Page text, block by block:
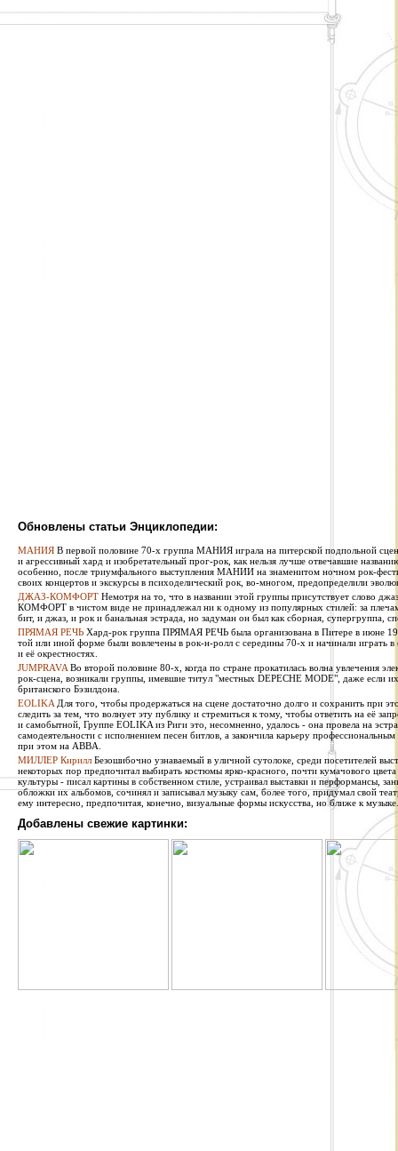
Обновлены статьи Энциклопедии:
МАНИЯ В первой половине 70-х группа МАНИЯ играла на питерской подпольной
и агрессивный хард и изобретательный прог-рок, как нельзя лучше отвечавшие
особенно, после триумфального выступления МАНИИ на знаменитом ночном рок-
своих концертов и экскурсы в психоделический рок, во-многом, предопределили
ДЖАЗ-КОМФОРТ Немотря на то, что в названии этой группы присутствует слово
КОМФОРТ в чистом виде не принадлежал ни к одному из популярных стилей: за
бит, и джаз, и рок и банальная эстрада, но задуман он был как сборная, супергруппа,
ПРЯМАЯ РЕЧЬ Хард-рок группа ПРЯМАЯ РЕЧЬ была организована в Питере в июне
той или иной форме были вовлечены в рок-н-ролл с середины 70-х и начинали играть
и её окрестностях.
JUMPRAVA Во второй половине 80-х, когда по стране прокатилась волна увлечения
рок-сцена, возникали группы, имевшие титул "местных DEPECHE MODE", даже если
британского Бэзилдона.
EOLIKA Для того, чтобы продержаться на сцене достаточно долго и сохранить при
следить за тем, что волнует эту публику и стремиться к тому, чтобы ответить на её
и самобытной, Группе EOLIKA из Риги это, несомненно, удалось - она провела на
самодеятельности с исполнением песен битлов, а закончила карьеру
при этом на ABBA.
МИЛЛЕР Кирилл Безошибочно узнаваемый в уличной сутолоке, среди посетителей
некоторых пор предпочитал выбирать костюмы ярко-красного, почти кумачового
культуры - писал картины в собственном стиле, устраивал выставки и перформансы,
обложки их альбомов, сочинял и записывал музыку сам, более того, придумал свой
ему интересно, предпочитая, конечно, визуальные формы искусства, но ближе к музыке.
Добавлены свежие картинки: